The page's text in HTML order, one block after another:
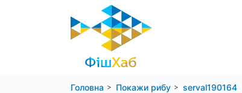
Головна Покажи рибу serval190164